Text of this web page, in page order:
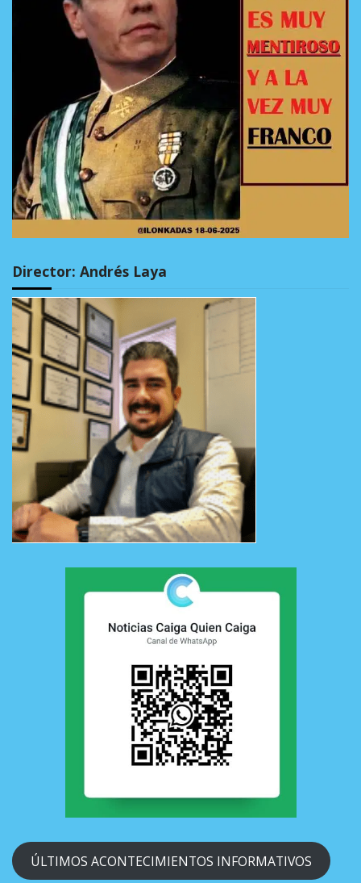
Director: Andrés Laya
ÚLTIMOS ACONTECIMIENTOS INFORMATIVOS